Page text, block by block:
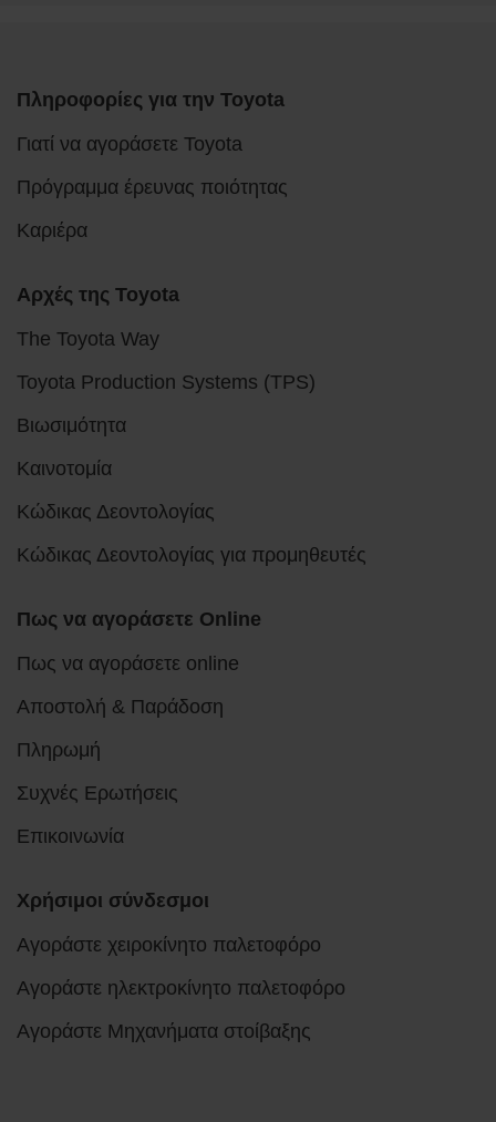
Πληροφορίες για την Toyota
Γιατί να αγοράσετε Toyota
Πρόγραμμα έρευνας ποιότητας
Καριέρα
Αρχές της Toyota
The Toyota Way
Toyota Production Systems (TPS)
Βιωσιμότητα
Καινοτομία
Κώδικας Δεοντολογίας
Κώδικας Δεοντολογίας για προμηθευτές
Πως να αγοράσετε Online
Πως να αγοράσετε online
Αποστολή & Παράδοση
Πληρωμή
Συχνές Ερωτήσεις
Επικοινωνία
Χρήσιμοι σύνδεσμοι
Αγοράστε χειροκίνητο παλετοφόρο
Αγοράστε ηλεκτροκίνητο παλετοφόρο
Αγοράστε Μηχανήματα στοίβαξης